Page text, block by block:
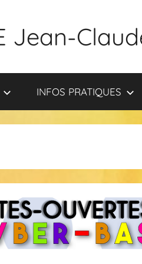
Jean-
INFOS PRATIQUES